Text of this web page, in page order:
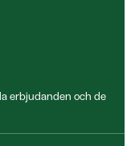
erbjudanden och de